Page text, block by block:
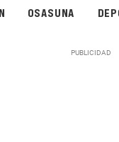
OSASUNA